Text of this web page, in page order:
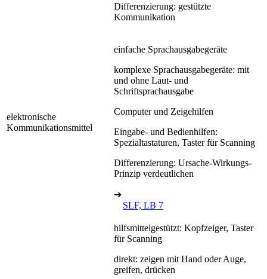
Differenzierung: gestützte
Kommunikation
elektronische
Kommunikationsmittel
einfache Sprachausgabegeräte
komplexe Sprachausgabegeräte: mit
und ohne Laut- und
Schriftsprachausgabe
Computer und Zeigehilfen
Eingabe- und Bedienhilfen:
Spezialtastaturen, Taster für Scanning
Differenzierung: Ursache-Wirkungs-
Prinzip verdeutlichen
➔
SLF, LB 7
hilfsmittelgestützt: Kopfzeiger, Taster
für Scanning
direkt: zeigen mit Hand oder Auge,
greifen, drücken